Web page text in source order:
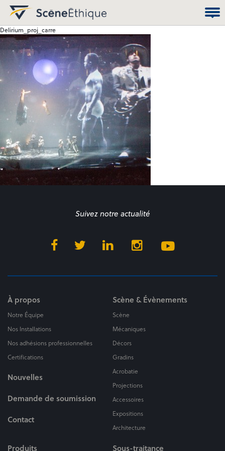
Delirium_proj_carre
Suivez notre actualité
À propos
Notre Équipe
Nos Installations
Nos adhésions professionnelles
Certifications
Nouvelles
Demande de soumission
Contact
Scène & Évènements
Scène
Mécaniques
Décors
Gradins
Acrobatie
Projections
Accessoires
Expositions
Architecture
Produits Sous-traitance